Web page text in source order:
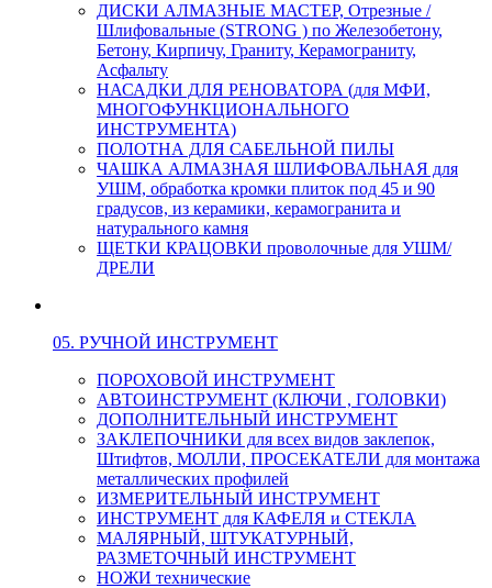
ДИСКИ АЛМАЗНЫЕ МАСТЕР, Отрезные /
Шлифовальные (STRONG ) по Железобетону,
Бетону, Кирпичу, Граниту, Керамограниту,
Асфальту
НАСАДКИ ДЛЯ РЕНОВАТОРА (для МФИ,
МНОГОФУНКЦИОНАЛЬНОГО
ИНСТРУМЕНТА)
ПОЛОТНА ДЛЯ САБЕЛЬНОЙ ПИЛЫ
ЧАШКА АЛМАЗНАЯ ШЛИФОВАЛЬНАЯ для
УШМ, обработка кромки плиток под 45 и 90
градусов, из керамики, керамогранита и
натурального камня
ЩЕТКИ КРАЦОВКИ проволочные для УШМ/
ДРЕЛИ
05. РУЧНОЙ ИНСТРУМЕНТ
ПОРОХОВОЙ ИНСТРУМЕНТ
АВТОИНСТРУМЕНТ (КЛЮЧИ , ГОЛОВКИ)
ДОПОЛНИТЕЛЬНЫЙ ИНСТРУМЕНТ
ЗАКЛЕПОЧНИКИ для всех видов заклепок,
Штифтов, МОЛЛИ, ПРОСЕКАТЕЛИ для монтажа
металлических профилей
ИЗМЕРИТЕЛЬНЫЙ ИНСТРУМЕНТ
ИНСТРУМЕНТ для КАФЕЛЯ и СТЕКЛА
МАЛЯРНЫЙ, ШТУКАТУРНЫЙ,
РАЗМЕТОЧНЫЙ ИНСТРУМЕНТ
НОЖИ технические